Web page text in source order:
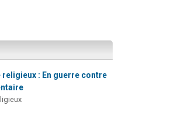
: En guerre contre